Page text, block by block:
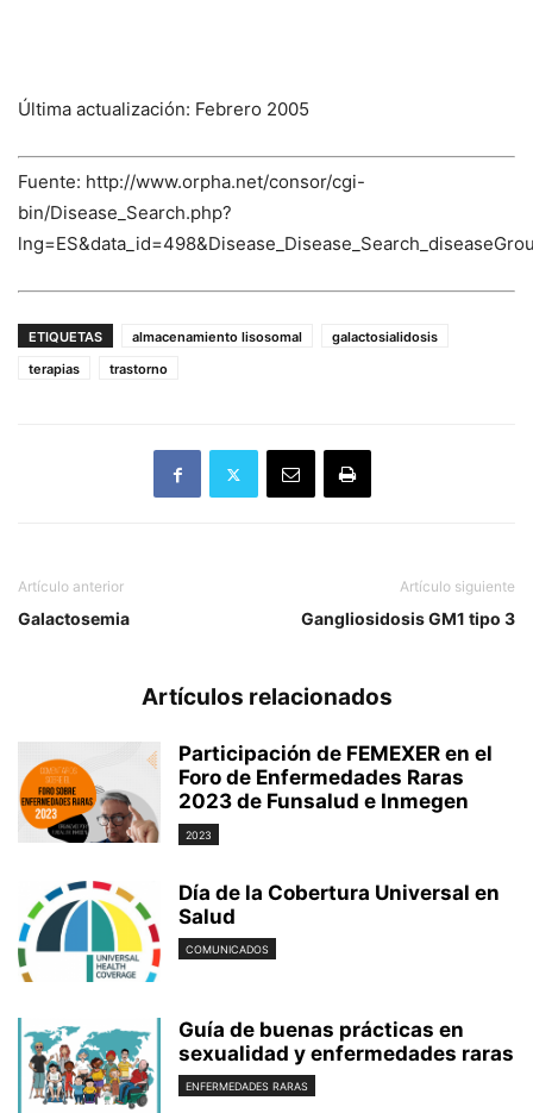
Última actualización: Febrero 2005
Fuente: http://www.orpha.net/consor/cgi-
bin/Disease_Search.php?
ETIQUETAS almacenamiento lisosomal
galactosialidosis
terapias
trastorno
Artículo anterior
Galactosemia
Artículo siguiente
Gangliosidosis GM1 tipo 3
Artículos relacionados
Participación de FEMEXER en el
Foro de Enfermedades Raras
2023 de Funsalud e Inmegen
2023
Día de la Cobertura Universal en
Salud
COMUNICADOS
Guía de buenas prácticas en
sexualidad y enfermedades raras
ENFERMEDADES RARAS